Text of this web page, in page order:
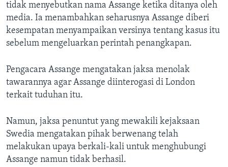
tidak menyebutkan nama Assange ketika ditanya oleh
media. Ia menambahkan seharusnya Assange diberi
kesempatan menyampaikan versinya tentang kasus itu
sebelum mengeluarkan perintah penangkapan.
Pengacara Assange mengatakan jaksa menolak
tawarannya agar Assange diinterogasi di London
terkait tuduhan itu.
Namun, jaksa penuntut yang mewakili kejaksaan
Swedia mengatakan pihak berwenang telah
melakukan upaya berkali-kali untuk menghubungi
Assange namun tidak berhasil.